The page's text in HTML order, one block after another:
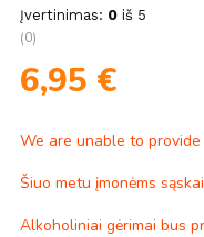
Įvertinimas: 0 iš 5
(0)
6,95 €
We are unable to provide
Šiuo metu įmonėms
Alkoholiniai gėrimai bus